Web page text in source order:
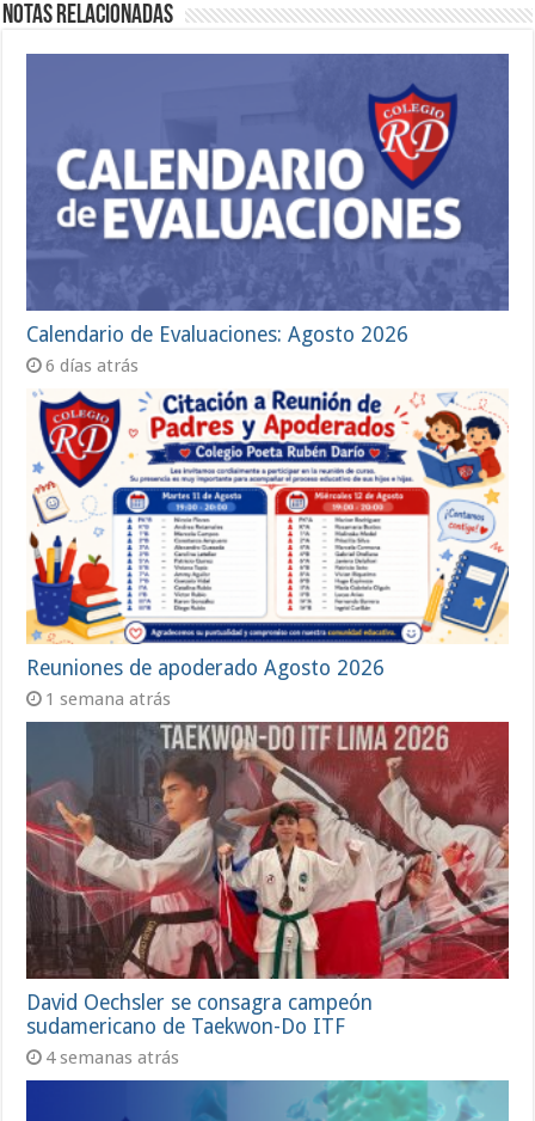
Notas Relacionadas
Calendario de Evaluaciones: Agosto 2026
6 días atrás
Reuniones de apoderado Agosto 2026
1 semana atrás
David Oechsler se consagra campeón
sudamericano de Taekwon-Do ITF
4 semanas atrás